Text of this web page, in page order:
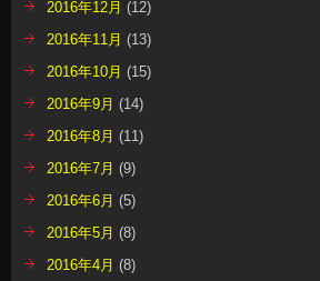
2016年12月 (12)
2016年11月 (13)
2016年10月 (15)
2016年9月 (14)
2016年8月 (11)
2016年7月 (9)
2016年6月 (5)
2016年5月 (8)
2016年4月 (8)